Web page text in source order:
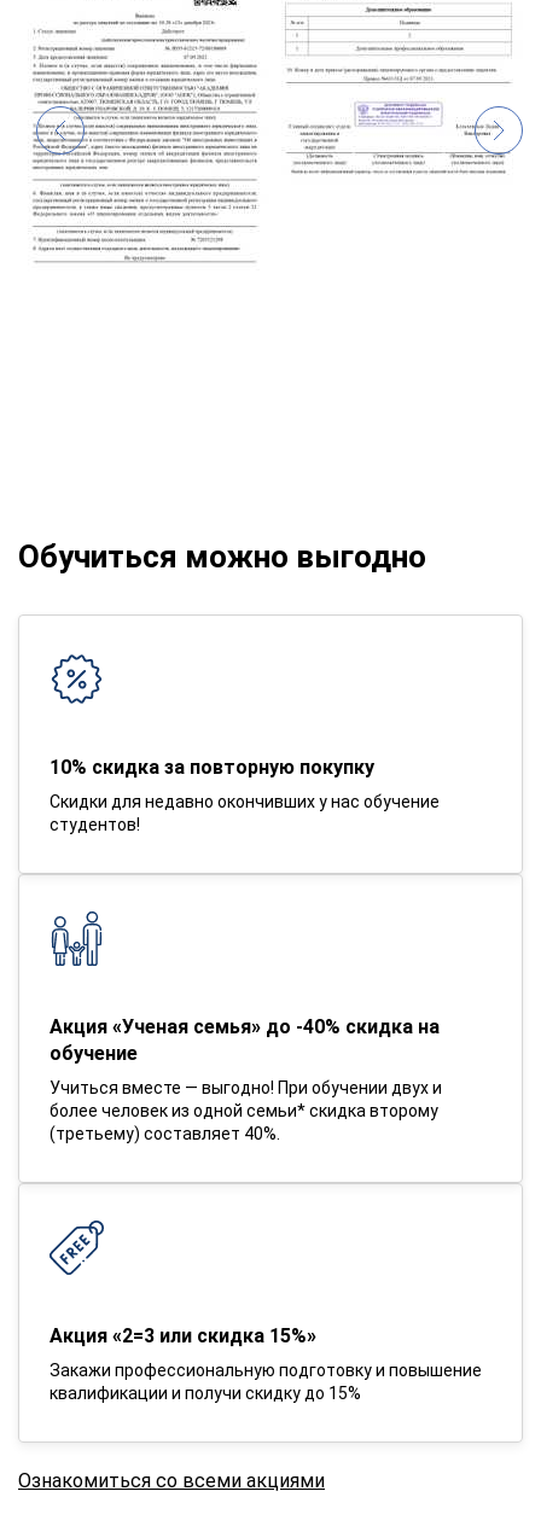
Обучиться можно выгодно
10% скидка за повторную покупку
Скидки для недавно окончивших у нас обучение
студентов!
Акция «Ученая семья» до -40% скидка на
обучение
Учиться вместе — выгодно! При обучении двух и
более человек из одной семьи* скидка второму
(третьему) составляет 40%.
Акция «2=3 или скидка 15%»
Закажи профессиональную подготовку и повышение
квалификации и получи скидку до 15%
Ознакомиться со всеми акциями